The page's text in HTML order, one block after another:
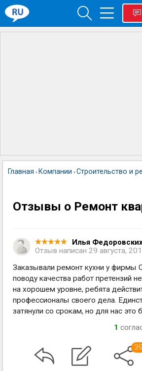
Главная › Компании › Строительство и
Отзывы о Ремонт
Илья
Отзыв написан 29 августа,
Заказывали ремонт кухни у фирмы
поводу качества работ претензий
на хорошем уровне, ребята
профессионалы своего дела.
затянули со срокам, но для нас это
1
39